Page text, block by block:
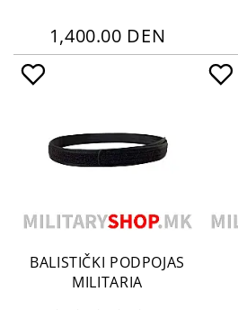
1,400.00 DEN
BALISTIČKI PODPOJAS
MILITARIA